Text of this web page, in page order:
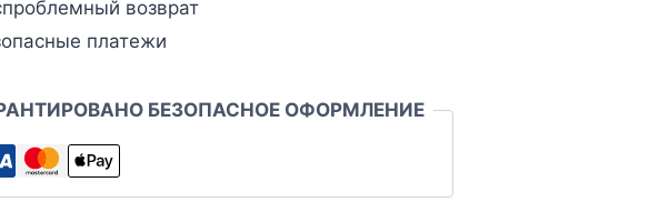
возврат
платежи
БЕЗОПАСНОЕ ОФОРМЛЕНИЕ